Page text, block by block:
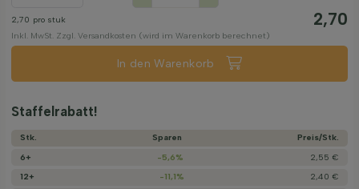
2,70 pro stuk 2,70
Inkl. MwSt. Zzgl. Versandkosten (wird im Warenkorb berechnet)
In den Warenkorb
Staffelrabatt!
Stk. Sparen
Preis/­Stk.
6+
-5,6%
2,55 €
12+
-11,1%
2,40 €